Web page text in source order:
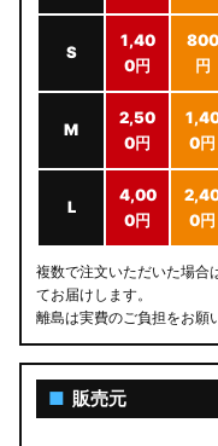
S
1,40
0円
800
円
M
2,50
0円
0円
L
4,00
0円
0円
複数で注文いただいた場合
てお届けします。
離島は実費のご負担をお願
■ 販売元